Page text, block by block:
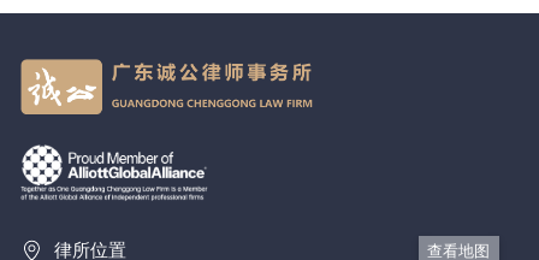
律所位置 查看地图